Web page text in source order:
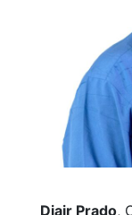
Djair Prado,